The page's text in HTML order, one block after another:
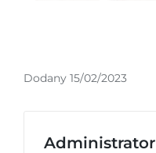
Dodany 15/02/2023
Administrator